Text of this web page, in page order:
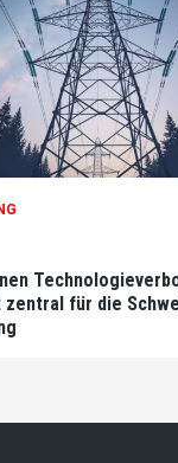
für die